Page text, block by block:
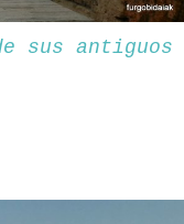
sus antiguos